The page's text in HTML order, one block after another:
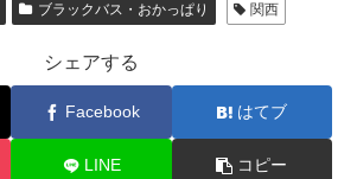
ブラックバス・おかっぱり 関西
シェアする
Facebook はてブ
LINE コピー